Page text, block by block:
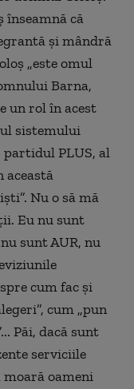
înseamnă că
și mândră
„este omul
Barna,
un rol în acest
sistemului
partidul PLUS, al
această
Nu o să mă
Eu nu sunt
sunt AUR, nu
cum fac și
cum „pun
Păi, dacă sunt
serviciile
moară oameni